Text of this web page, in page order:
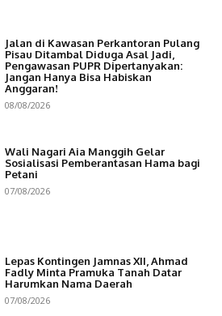
Jalan di Kawasan Perkantoran Pulang
Pisau Ditambal Diduga Asal Jadi,
Pengawasan PUPR Dipertanyakan:
Jangan Hanya Bisa Habiskan
Anggaran!
08/08/2026
Wali Nagari Aia Manggih Gelar
Sosialisasi Pemberantasan Hama bagi
Petani
07/08/2026
Lepas Kontingen Jamnas XII, Ahmad
Fadly Minta Pramuka Tanah Datar
Harumkan Nama Daerah
07/08/2026